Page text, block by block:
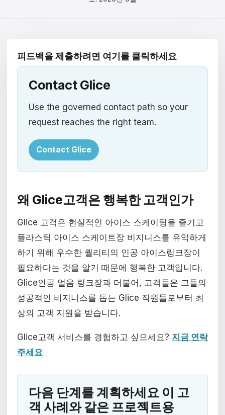
日本語
한국어
中文
Русский
Slovenčina
Türkçe
العربية
피드백을 제출하려면 여기를 클릭하세요
Contact Glice
Use the governed contact path so your
request reaches the right team.
Contact Glice
왜 Glice고객은 행복한 고객인가
Glice 고객은 현실적인 아이스 스케이팅을 즐기고
플라스틱 아이스 스케이트장 비지니스를 유익하게
하기 위해 우수한 퀄리티의 인공 아이스링크장이
필요하다는 것을 알기 때문에 행복한 고객입니다.
Glice인공 얼음 링크장과 더불어, 고객들은 그들의
성공적인 비지니스를 돕는 Glice 직원들로부터 최
상의 고객 지원을 받습니다.
Glice고객 서비스를 경험하고 싶으세요? 지금 연락
주세요
다음 단계를 계획하세요 이 고
객 사례와 같은 프로젝트용